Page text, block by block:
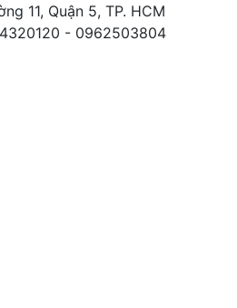
11, Quận 5, TP. HCM
- 0962503804